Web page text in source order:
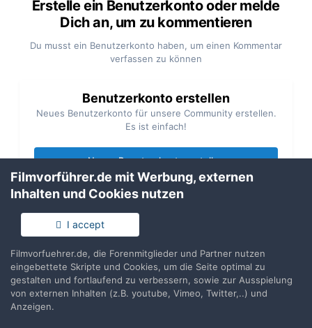
Erstelle ein Benutzerkonto oder melde
Dich an, um zu kommentieren
Du musst ein Benutzerkonto haben, um einen Kommentar
verfassen zu können
Benutzerkonto erstellen
Neues Benutzerkonto für unsere Community erstellen.
Es ist einfach!
Neues Benutzerkonto erstellen
Du hast bereits ein Benutzerkonto? Melde Dich hier an.
Jetzt anmelden
Filmvorführer.de mit Werbung, externen
Inhalten und Cookies nutzen
I accept
Filmvorfuehrer.de, die Forenmitglieder und Partner nutzen
eingebettete Skripte und Cookies, um die Seite optimal zu
gestalten und fortlaufend zu verbessern, sowie zur Ausspielung
von externen Inhalten (z.B. youtube, Vimeo, Twitter,..) und
Anzeigen.